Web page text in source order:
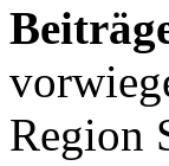
Region